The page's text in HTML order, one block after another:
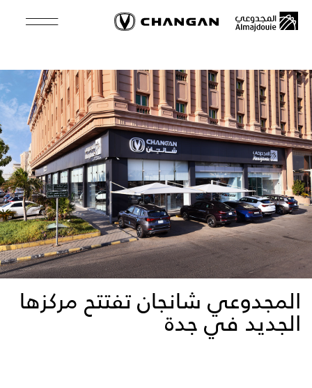
Skip
to
main
content
المجدوعي شانجان تفتتح مركزها
الجديد في جدة